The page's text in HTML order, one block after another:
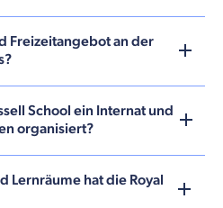
Freizeitangebot an der
School ein Internat und
organisiert?
Lernräume hat die Royal